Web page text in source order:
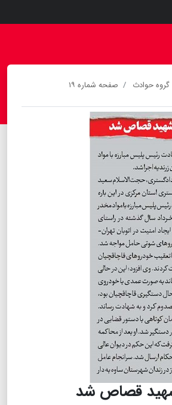
گروه حوادث صفحه شماره ۱۹
شهید قصاص شد